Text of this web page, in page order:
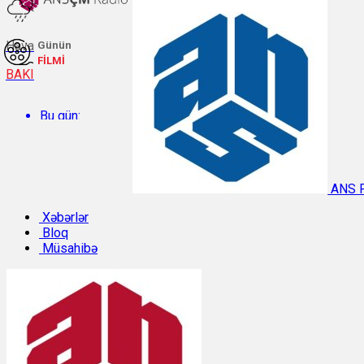
Hava
BAKI
Bu gün:
Temperatur: 27.5°C. Rütubət: 59%.
Sabah:
Günün
FİLMİ
ANS
Xəbərlər
Bloq
Müsahibə